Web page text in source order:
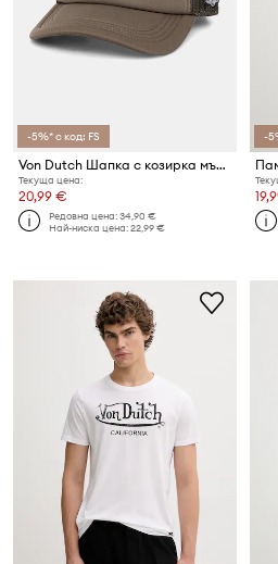
-5%* с код: FS
Von Dutch Шапка с козирка мъжка
Текуща цена:
20,99 €
Редовна цена:34,90 €
Най-ниска цена:22,99 €
-